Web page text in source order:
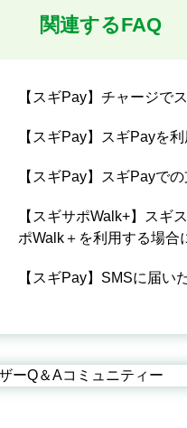
関連するFAQ
【スギPay】チャージで
【スギPay】スギPayを
【スギPay】スギPayで
【スギサポWalk+】スギ
ポWalk＋を利用する場合
【スギPay】SMSに届い